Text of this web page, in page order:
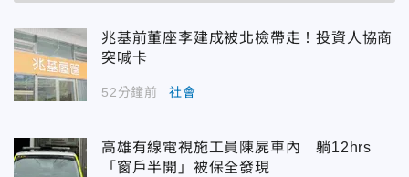
兆基前董座李建成被北檢帶走！投資人協商
突喊卡
52分鐘前 社會
高雄有線電視施工員陳屍車內 躺12hrs
「窗戶半開」被保全發現